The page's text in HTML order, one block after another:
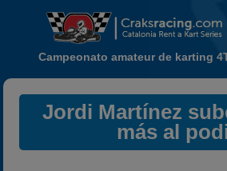
Campeonato amateur de karting
Jordi Martínez
más al